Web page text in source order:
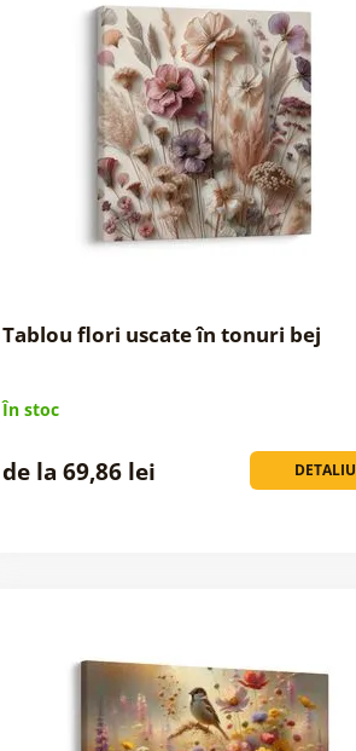
Tablou flori uscate în tonuri bej
În stoc
DETALIU
de la 69,86 lei